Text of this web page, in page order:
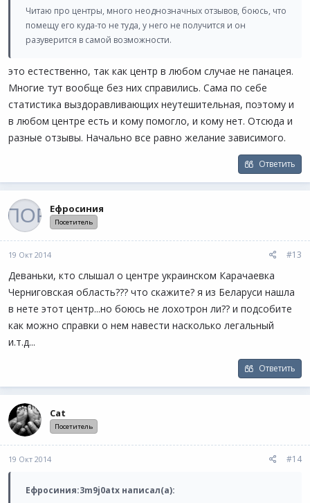
Читаю про центры, много неоднозначных отзывов, боюсь, что
помещу его куда-то не туда, у него не получится и он
разуверится в самой возможности.
это естественно, так как центр в любом случае не панацея.
Многие тут вообще без них справились. Сама по себе
статистика выздоравливающих неутешительная, поэтому и
в любом центре есть и кому помогло, и кому нет. Отсюда и
разные отзывы. Начально все равно желание зависимого.
Ответить
Ефросиния
Посетитель
19 Окт 2014 #13
Деваньки, кто слышал о центре украинском Карачаевка
Черниговская область??? что скажите? я из Беларуси нашла
в нете этот центр...но боюсь не лохотрон ли?? и подсобите
как можно справки о нем навести насколько легальный
и.т.д...
Ответить
Cat
Посетитель
19 Окт 2014 #14
Ефросиния:3m9j0atx написал(а):